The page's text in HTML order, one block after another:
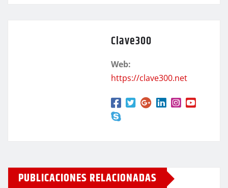
Clave300
Web:
https://clave300.net
PUBLICACIONES RELACIONADAS